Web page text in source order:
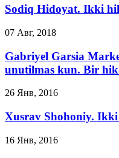
Sodiq Hidoyat. Ikki
07 Авг, 2018
Gabriyel Garsia
unutilmas kun. Bir
26 Янв, 2016
Xusrav Shohoniy.
16 Янв, 2016